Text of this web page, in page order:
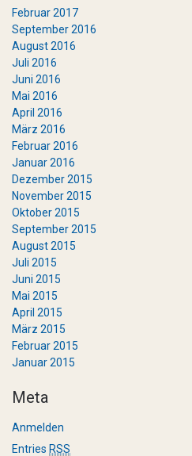
Februar 2017
September 2016
August 2016
Juli 2016
Juni 2016
Mai 2016
April 2016
März 2016
Februar 2016
Januar 2016
Dezember 2015
November 2015
Oktober 2015
September 2015
August 2015
Juli 2015
Juni 2015
Mai 2015
April 2015
März 2015
Februar 2015
Januar 2015
Meta
Anmelden
Entries RSS